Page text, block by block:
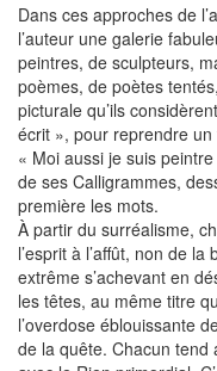
Dans ces approches de
l’auteur une galerie
peintres, de sculpteurs,
poèmes, de poètes
picturale qu’ils
écrit », pour reprendre un
« Moi aussi je suis
de ses Calligrammes,
première les mots.
À partir du surréalisme,
l’esprit à l’affût, non de
extrême s’achevant en
les têtes, au même titre
l’overdose éblouissante
de la quête. Chacun tend